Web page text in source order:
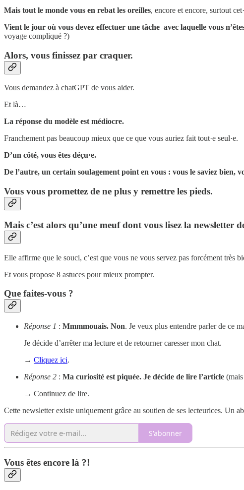
Mais tout le monde vous en rebat les oreilles, encore et encore, surtout
Vient le jour où vous devez effectuer une tâche avec laquelle vous
voyage compliqué ?)
Alors, vous finissez par craquer.
Vous demandez à chatGPT de vous aider.
Et là…
La réponse du modèle est médiocre.
Franchement pas beaucoup mieux que ce que vous auriez fait tout·e seul·e.
D’un côté, vous êtes déçu·e.
De l’autre, un certain soulagement point en vous : vous le saviez bien,
Vous vous promettez de ne plus y remettre les pieds.
Mais c’est alors qu’une meuf dont vous lisez la newsletter
Elle affirme que le souci, c’est que vous ne vous servez pas forcément très
Et vous propose 8 astuces pour mieux prompter.
Que faites-vous ?
Réponse 1 : Mmmmouais. Non. Je veux plus entendre parler de ce
Je décide d’arrêter ma lecture et de retourner caresser mon chat.
→ Cliquez ici.
Réponse 2 : Ma curiosité est piquée. Je décide de lire l’article
→ Continuez de lire.
Cette newsletter existe uniquement grâce au soutien de ses lecteurices. Un
S'abonner
Vous êtes encore là ?!